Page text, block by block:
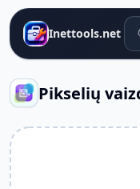
Inettools.net
Pikselių